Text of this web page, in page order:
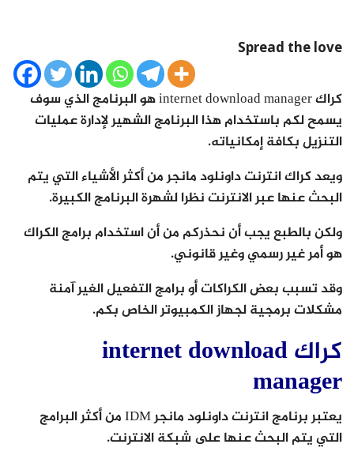
Spread the love
كراك internet download manager هو البرنامج الذي سوف
يسمح لكم باستخدام هذا البرنامج الشهير لإدارة عمليات
التنزيل بكافة إمكانياته.
ويعد كراك انترنت داونلود مانجر من أكثر الأشياء التي يتم
البحث عنها عبر الانترنت نظرا لشهرة البرنامج الكبيرة.
ولكن بالطبع يجب أن نحذركم من أن استخدام برامج الكراك
هو أمر غير رسمي وغير قانوني.
وقد تسبب بعض الكراكات أو برامج التفعيل الغير آمنة
مشكلات برمجية لجهاز الكمبيوتر الخاص بكم.
كراك internet download
manager
يعتبر برنامج انترنت داونلود مانجر IDM من أكثر البرامج
التي يتم البحث عنها على شبكة الانترنت.